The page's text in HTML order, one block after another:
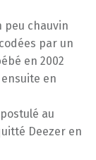
peu chauvin
par un
en 2002
en
au
Deezer en